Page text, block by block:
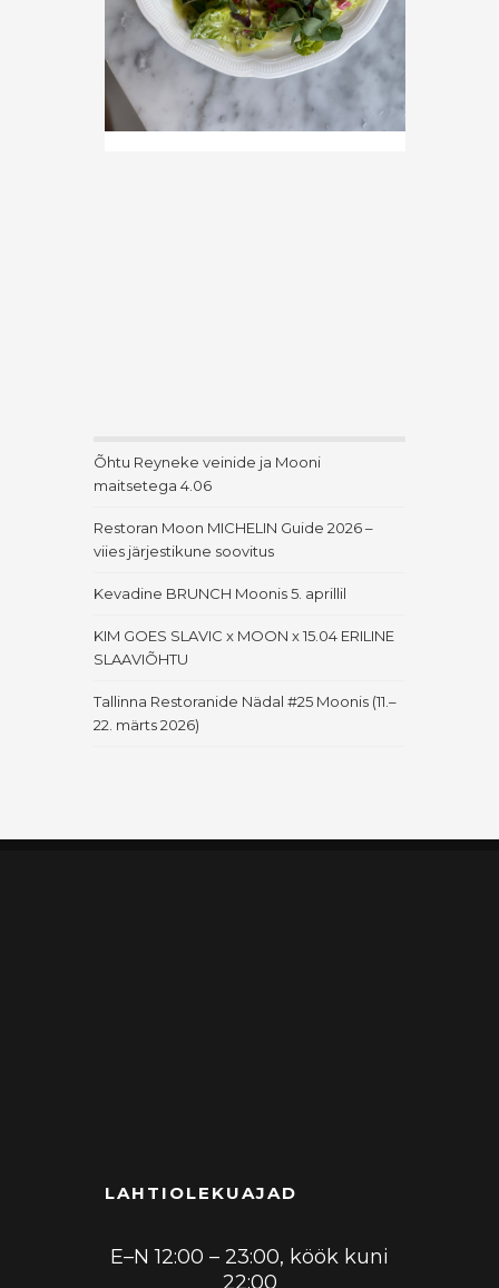
Õhtu Reyneke veinide ja Mooni
maitsetega 4.06
Restoran Moon MICHELIN Guide 2026 –
viies järjestikune soovitus
Kevadine BRUNCH Moonis 5. aprillil
KIM GOES SLAVIC x MOON x 15.04 ERILINE
SLAAVIÕHTU
Tallinna Restoranide Nädal #25 Moonis (11.–
22. märts 2026)
LAHTIOLEKUAJAD
E–N 12:00 – 23:00, köök kuni
22:00